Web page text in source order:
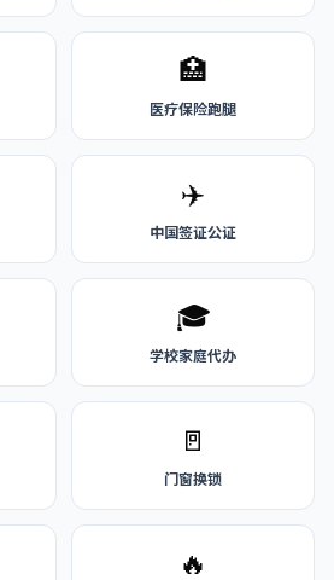
🏥
医疗保险跑腿
✈️
中国签证公证
🎓
学校家庭代办
🚪
门窗换锁
🔥